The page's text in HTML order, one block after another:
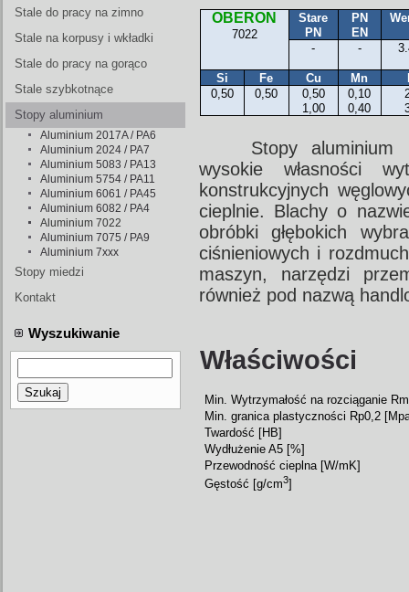
Stale do pracy na zimno
Stale na korpusy i wkładki
form wtryskowych
Stale do pracy na gorąco
Stale szybkotnące
Stopy aluminium
Aluminium 2017A / PA6
Aluminium 2024 / PA7
Aluminium 5083 / PA13
Aluminium 5754 / PA11
Aluminium 6061 / PA45
Aluminium 6082 / PA4
Aluminium 7022
Aluminium 7075 / PA9
Aluminium 7xxx
Stopy miedzi
Kontakt
Wyszukiwanie
Szukaj
OBERON
7022
Stare
PN
PN
EN
- -
Si Fe Cu Mn
0,50
0,50
0,50
1,00
0,10
0,40
Stopy aluminium
wysokie własności
konstrukcyjnych
cieplnie. Blachy o
obróbki głębokich
ciśnieniowych i
maszyn, narzędzi
również pod nazwą
Właściwości
Min. Wytrzymałość na rozciąganie
Min. granica plastyczności Rp0,2
Twardość [HB]
Wydłużenie A5 [%]
Przewodność cieplna [W/mK]
Gęstość [g/cm3]